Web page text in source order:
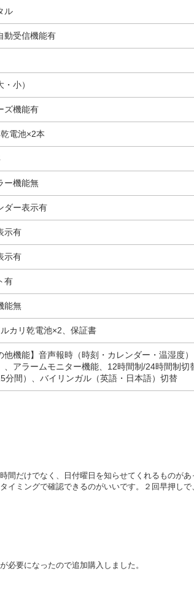
ル
動受信機能有
小）
ズ機能有
電池×2本
ー機能無
ダー表示有
示有
示有
有
能無
カリ乾電池×2、保証書
他機能】音声報時（時刻・カレンダー・温湿度
、アラームモニター機能、12時間制/24時間制
分間）、バイリンガル（英語・日本語）切替
間だけでなく、日付曜日を知らせてくれるものが
イミングで確認できるのがいいです。２回早押し
必要になったので追加購入しました。